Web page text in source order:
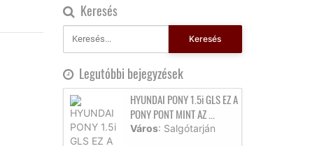
Keresés
Keresés
Legutóbbi bejegyzések
HYUNDAI PONY 1.5i GLS EZ A
PONY PONT MINT AZ ...
Város: Salgótarján